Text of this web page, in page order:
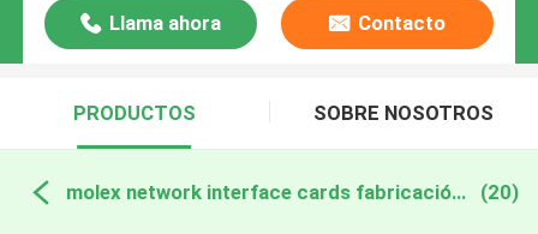
Llama ahora Contacto
PRODUCTOS SOBRE NOSOTROS
molex network interface cards fabricación en línea (20)